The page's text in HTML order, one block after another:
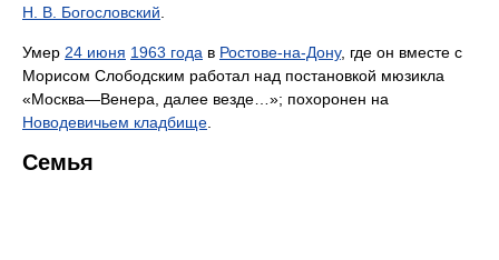
Н. В. Богословский.
Умер 24 июня 1963 года в Ростове-на-Дону, где он вместе с
Морисом Слободским работал над постановкой мюзикла
«Москва—Венера, далее везде…»; похоронен на
Новодевичьем кладбище.
Семья